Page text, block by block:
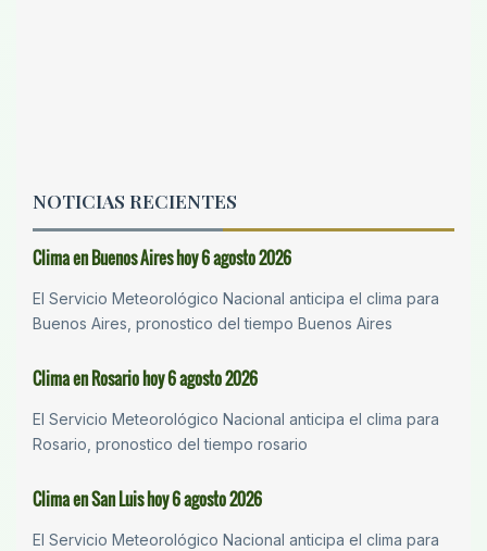
NOTICIAS RECIENTES
Clima en Buenos Aires hoy 6 agosto 2026
El Servicio Meteorológico Nacional anticipa el clima para
Buenos Aires, pronostico del tiempo Buenos Aires
Clima en Rosario hoy 6 agosto 2026
El Servicio Meteorológico Nacional anticipa el clima para
Rosario, pronostico del tiempo rosario
Clima en San Luis hoy 6 agosto 2026
El Servicio Meteorológico Nacional anticipa el clima para